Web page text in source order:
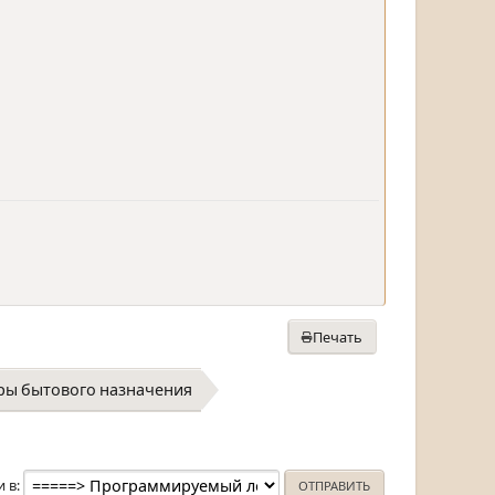
Печать
бытового назначения
в